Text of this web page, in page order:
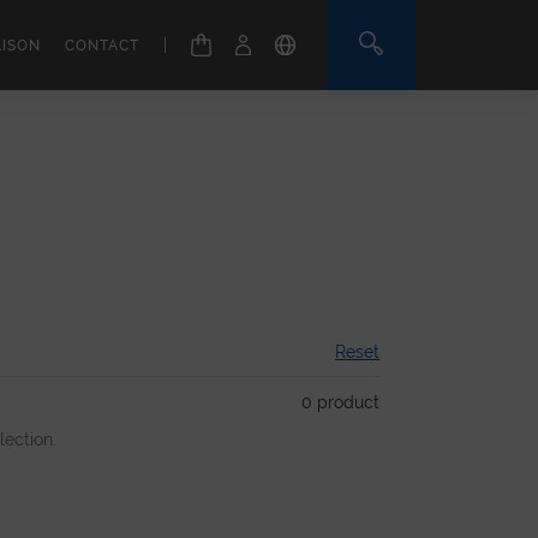
CONTACT
Reset
0 product